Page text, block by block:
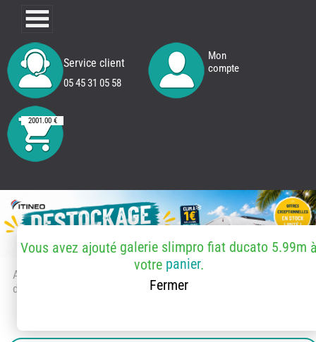
Service client
05 45 31 05 58
Mon
compte
2001.00 €
Accueil
> Accessoires et pièces
détachées
Vous avez ajouté galerie slimpro fiat ducato 5.99m
votre panier.
Fermer